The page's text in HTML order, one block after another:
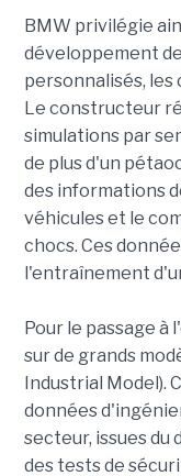
BMW privilégie
développement
personnalisés,
Le constructeur
simulations par
de plus d'un
des informations
véhicules et le
chocs. Ces
l'entraînement
Pour le passage à
sur de grands
Industrial Model).
données
secteur, issues
des tests de